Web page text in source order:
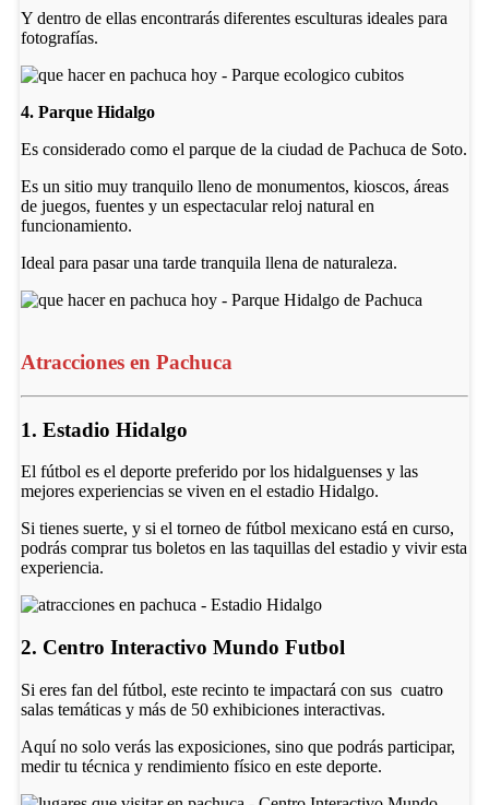
Y dentro de ellas encontrarás diferentes esculturas ideales para
fotografías.
4. Parque Hidalgo
Es considerado como el parque de la ciudad de Pachuca de Soto.
Es un sitio muy tranquilo lleno de monumentos, kioscos, áreas
de juegos, fuentes y un espectacular reloj natural en
funcionamiento.
Ideal para pasar una tarde tranquila llena de naturaleza.
Atracciones en Pachuca
1. Estadio Hidalgo
El fútbol es el deporte preferido por los hidalguenses y las
mejores experiencias se viven en el estadio Hidalgo.
Si tienes suerte, y si el torneo de fútbol mexicano está en curso,
podrás comprar tus boletos en las taquillas del estadio y vivir esta
experiencia.
2. Centro Interactivo Mundo Futbol
Si eres fan del fútbol, este recinto te impactará con sus cuatro
salas temáticas y más de 50 exhibiciones interactivas.
Aquí no solo verás las exposiciones, sino que podrás participar,
medir tu técnica y rendimiento físico en este deporte.